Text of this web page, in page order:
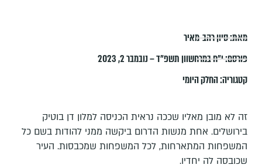
מאת:סיון רהב-מאיר
פורסם:י״ח במרחשוון תשפ״ד – נובמבר 2, 2023
קטגוריה:החלק היומי
זה לא מובן מאליו שככה נראית הכניסה למלון דן בוטיק
בירושלים. אחת מנשות הדרום ביקשה ממני להודות בשם כל
המשפחות המתארחות, לכל המשפחות שמכבסות. העיר
שכובסה לה יחדיו.